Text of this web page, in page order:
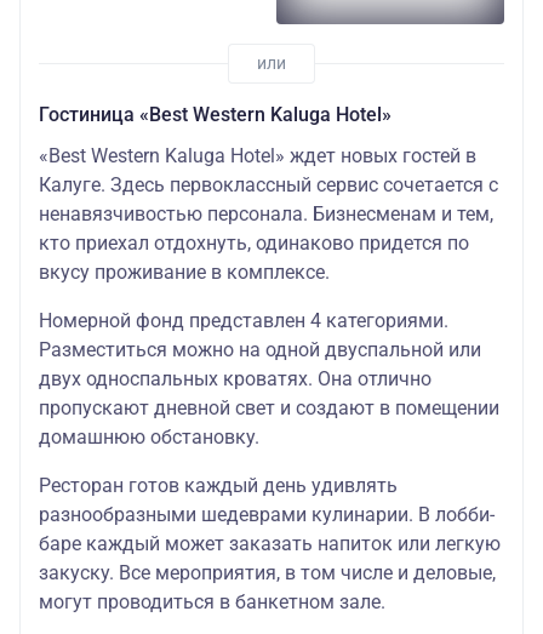
Гостиница «Best Western Kaluga Hotel»
«Best Western Kaluga Hotel» ждет новых гостей в
Калуге. Здесь первоклассный сервис сочетается с
ненавязчивостью персонала. Бизнесменам и тем,
кто приехал отдохнуть, одинаково придется по
вкусу проживание в комплексе.
Номерной фонд представлен 4 категориями.
Разместиться можно на одной двуспальной или
двух односпальных кроватях. Она отлично
пропускают дневной свет и создают в помещении
домашнюю обстановку.
Ресторан готов каждый день удивлять
разнообразными шедеврами кулинарии. В лобби-
баре каждый может заказать напиток или легкую
закуску. Все мероприятия, в том числе и деловые,
могут проводиться в банкетном зале.